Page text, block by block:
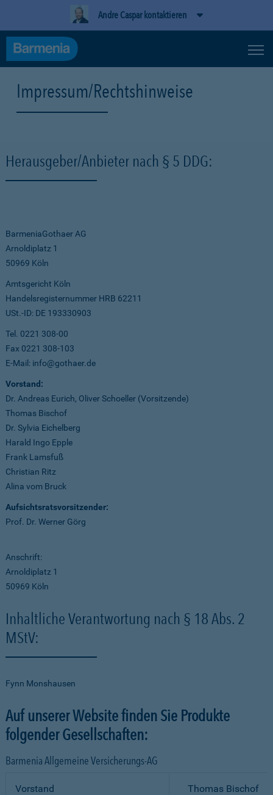
Andre Caspar kontaktieren
Impressum/Rechtshinweise
Herausgeber/Anbieter nach § 5 DDG:
BarmeniaGothaer AG
Arnoldiplatz 1
50969 Köln
Amtsgericht Köln
Handelsregisternummer HRB 62211
USt.-ID: DE 193330903
Tel. 0221 308-00
Fax 0221 308-103
E-Mail: info@gothaer.de
Vorstand:
Dr. Andreas Eurich, Oliver Schoeller (Vorsitzende)
Thomas Bischof
Dr. Sylvia Eichelberg
Harald Ingo Epple
Frank Lamsfuß
Christian Ritz
Alina vom Bruck
Aufsichtsratsvorsitzender:
Prof. Dr. Werner Görg
Anschrift:
Arnoldiplatz 1
50969 Köln
Inhaltliche Verantwortung nach § 18 Abs. 2
MStV:
Fynn Monshausen
Auf unserer Website finden Sie Produkte
folgender Gesellschaften:
Barmenia Allgemeine Versicherungs-AG
Vorstand
Thomas Bischof